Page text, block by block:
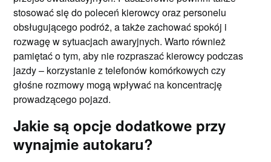
stosować się do poleceń kierowcy oraz personelu
obsługującego podróż, a także zachować spokój i
rozwagę w sytuacjach awaryjnych. Warto również
pamiętać o tym, aby nie rozpraszać kierowcy podczas
jazdy – korzystanie z telefonów komórkowych czy
głośne rozmowy mogą wpływać na koncentrację
prowadzącego pojazd.
Jakie są opcje dodatkowe przy
wynajmie autokaru?